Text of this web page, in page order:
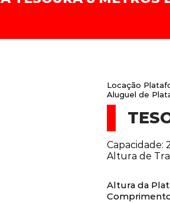
Locação
Aluguel de
Capacidade:
Altura de
Altura da